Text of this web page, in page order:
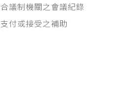
合議制機關之會議紀錄
支付或接受之補助